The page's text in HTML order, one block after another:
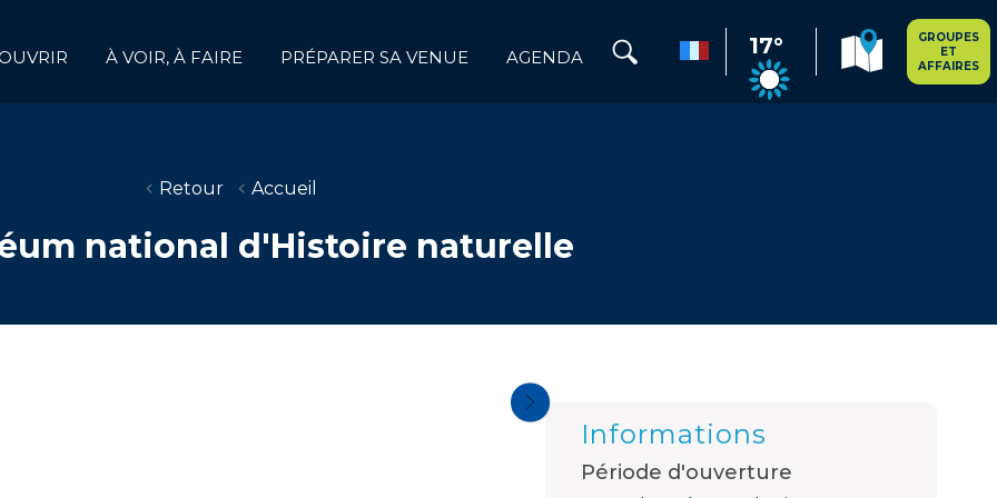
À VOIR, À FAIRE PRÉPARER SA VENUE AGENDA 17°
GROUPES
ET
AFFAIRES
Retour Accueil
national d'Histoire naturelle
Informations
Période d'ouverture